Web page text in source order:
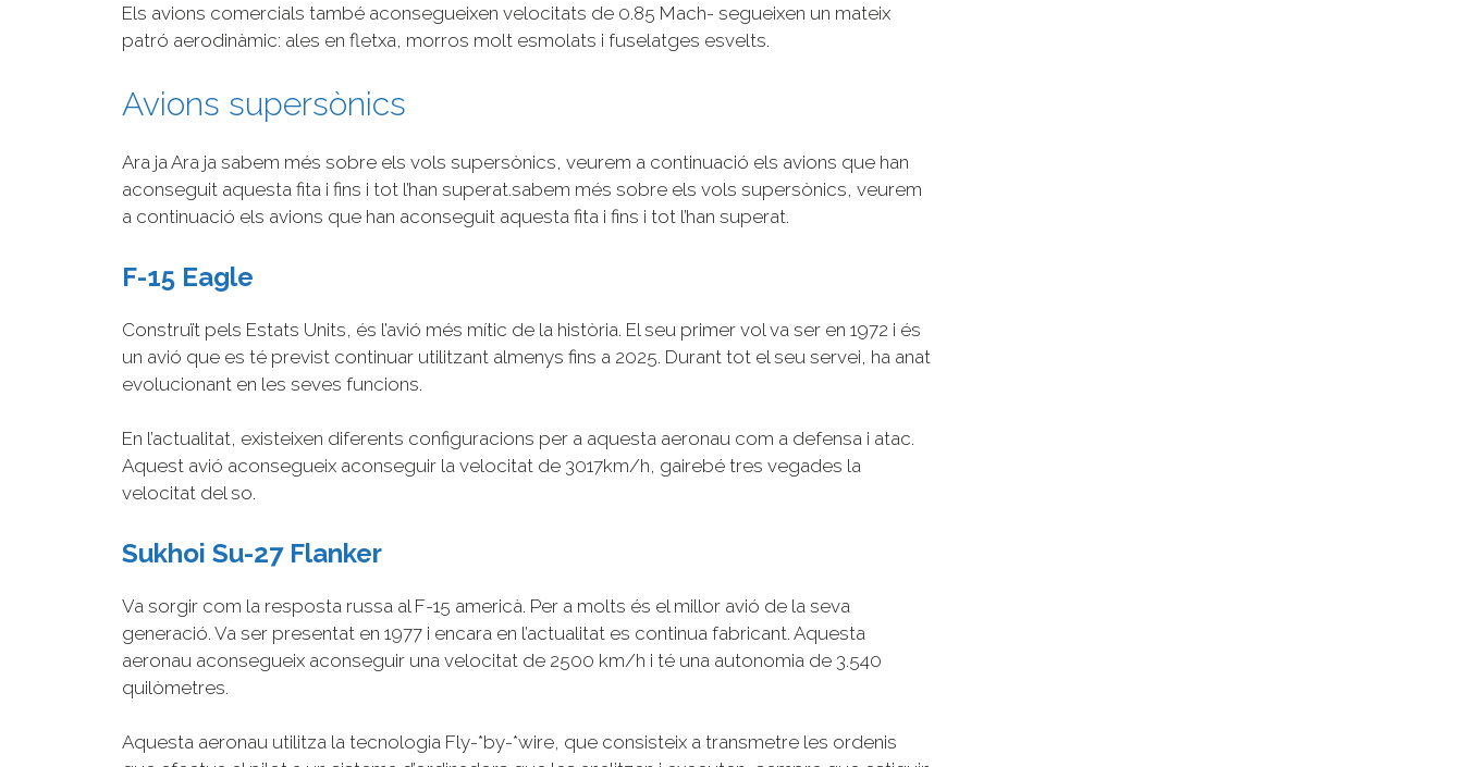
Els avions comercials també aconsegueixen velocitats de 0.85 Mach- segueixen un mateix
patró aerodinàmic: ales en fletxa, morros molt esmolats i fuselatges esvelts.
Avions supersònics
Ara ja Ara ja sabem més sobre els vols supersònics, veurem a continuació els avions que han
aconseguit aquesta fita i fins i tot l’han superat.sabem més sobre els vols supersònics, veurem
a continuació els avions que han aconseguit aquesta fita i fins i tot l’han superat.
F-15 Eagle
Construït pels Estats Units, és l’avió més mític de la història. El seu primer vol va ser en 1972 i és
un avió que es té previst continuar utilitzant almenys fins a 2025. Durant tot el seu servei, ha anat
evolucionant en les seves funcions.
En l’actualitat, existeixen diferents configuracions per a aquesta aeronau com a defensa i atac.
Aquest avió aconsegueix aconseguir la velocitat de 3017km/h, gairebé tres vegades la
velocitat del so.
Sukhoi Su-27 Flanker
Va sorgir com la resposta russa al F-15 americà. Per a molts és el millor avió de la seva
generació. Va ser presentat en 1977 i encara en l’actualitat es continua fabricant. Aquesta
aeronau aconsegueix aconseguir una velocitat de 2500 km/h i té una autonomia de 3.540
quilòmetres.
Aquesta aeronau utilitza la tecnologia Fly-*by-*wire, que consisteix a transmetre les ordenis